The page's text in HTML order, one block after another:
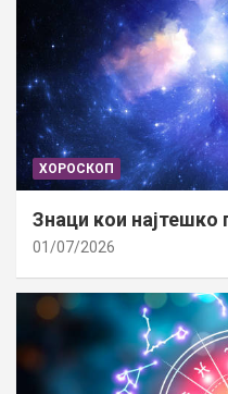
ХОРОСКОП
Знаци кои најтешко
01/07/2026